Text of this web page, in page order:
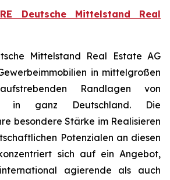
Deutsche Mittelstand Real
Mittelstand Real Estate AG
in mittelgroßen
Randlagen von
in ganz Deutschland. Die
besondere Stärke im Realisieren
Potenzialen an diesen
sich auf ein Angebot,
agierende als auch